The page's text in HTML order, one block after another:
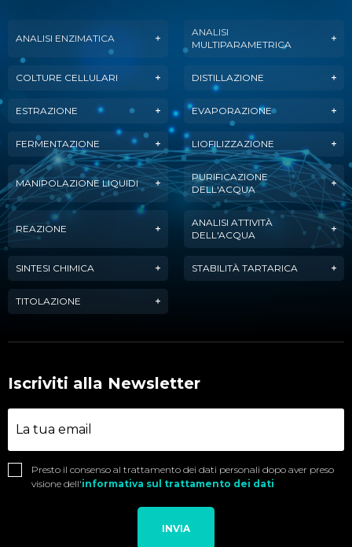
ANALISI ENZIMATICA
ANALISI
MULTIPARAMETRICA
COLTURE CELLULARI DISTILLAZIONE
ESTRAZIONE EVAPORAZIONE
FERMENTAZIONE LIOFILIZZAZIONE
MANIPOLAZIONE LIQUIDI
PURIFICAZIONE
DELL'ACQUA
REAZIONE
ANALISI ATTIVITÀ
DELL'ACQUA
SINTESI CHIMICA STABILITÀ TARTARICA
TITOLAZIONE
Iscriviti alla Newsletter
Presto il consenso al trattamento dei dati personali dopo aver preso
visione dell'informativa sul trattamento dei dati
INVIA